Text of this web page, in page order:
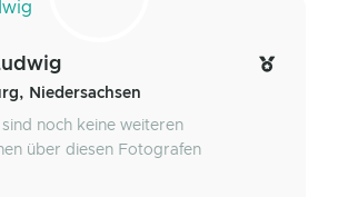
Niedersachsen
noch keine weiteren
über diesen Fotografen